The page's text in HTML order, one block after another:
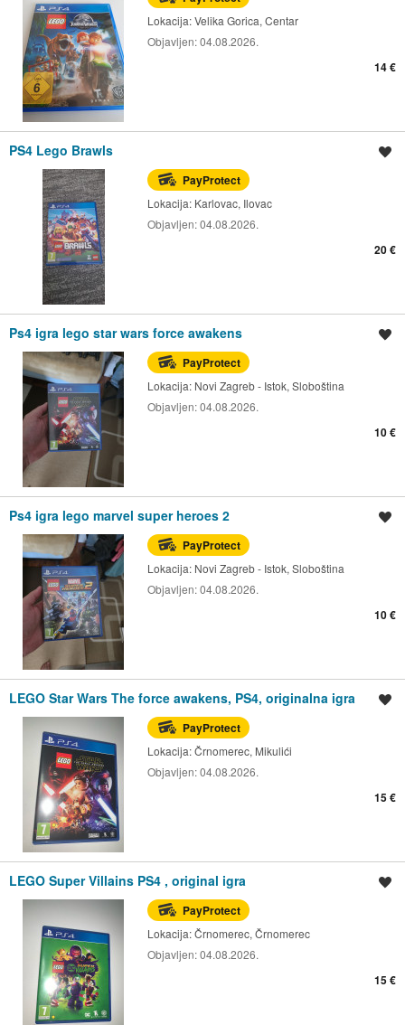
Lokacija:Velika Gorica, Centar
Objavljen:04.08.2026.
14 €
PS4 Lego Brawls
PayProtect
Lokacija: Karlovac, Ilovac
Objavljen:04.08.2026.
20 €
Ps4 igra lego star wars force awakens
PayProtect
Lokacija: Novi Zagreb - Istok, Sloboština
Objavljen:04.08.2026.
10 €
Ps4 igra lego marvel super heroes 2
PayProtect
Lokacija: Novi Zagreb - Istok, Sloboština
Objavljen:04.08.2026.
10 €
LEGO Star Wars The force awakens, PS4, originalna igra
PayProtect
Lokacija:Črnomerec, Mikulići
Objavljen:04.08.2026.
15 €
LEGO Super Villains PS4 , original igra
PayProtect
Lokacija:Črnomerec, Črnomerec
Objavljen:04.08.2026.
15 €